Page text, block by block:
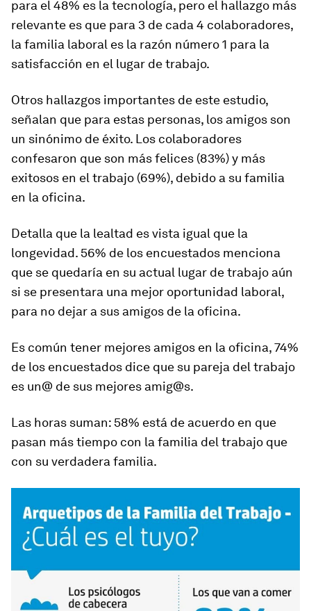
para el 48% es la tecnología, pero el hallazgo más
relevante es que para 3 de cada 4 colaboradores,
la familia laboral es la razón número 1 para la
satisfacción en el lugar de trabajo.
Otros hallazgos importantes de este estudio,
señalan que para estas personas, los amigos son
un sinónimo de éxito. Los colaboradores
confesaron que son más felices (83%) y más
exitosos en el trabajo (69%), debido a su familia
en la oficina.
Detalla que la lealtad es vista igual que la
longevidad. 56% de los encuestados menciona
que se quedaría en su actual lugar de trabajo aún
si se presentara una mejor oportunidad laboral,
para no dejar a sus amigos de la oficina.
Es común tener mejores amigos en la oficina, 74%
de los encuestados dice que su pareja del trabajo
es un@ de sus mejores amig@s.
Las horas suman: 58% está de acuerdo en que
pasan más tiempo con la familia del trabajo que
con su verdadera familia.